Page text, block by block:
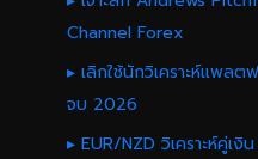
Channel Forex
▸ เลิกใช้นักวิเคราะห์แพลต
จบ 2026
▸ EUR/NZD วิเคราะห์คู่เงิ